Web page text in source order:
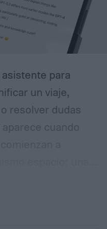
para
un viaje,
resolver dudas
cuando
de una
a una receta, de